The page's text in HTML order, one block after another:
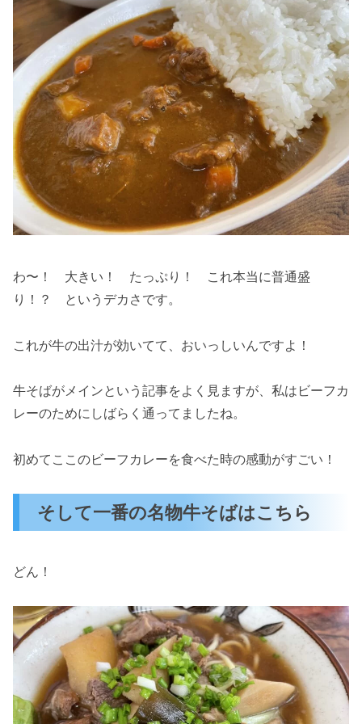
わ〜！ 大きい！ たっぷり！ これ本当に普通盛
り！？ というデカさです。
これが牛の出汁が効いてて、おいっしいんですよ！
牛そばがメインという記事をよく見ますが、私はビーフカ
レーのためにしばらく通ってましたね。
初めてここのビーフカレーを食べた時の感動がすごい！
そして一番の名物牛そばはこちら
どん！